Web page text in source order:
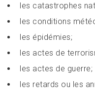
les catastrophes
les conditions
les épidémies;
les actes de
les actes de guerre;
les retards ou les